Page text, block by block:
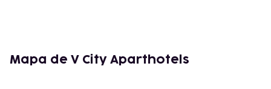
Argyll Arcade - 0,5 km/0,3 mi
Mapa de V City Aparthotels